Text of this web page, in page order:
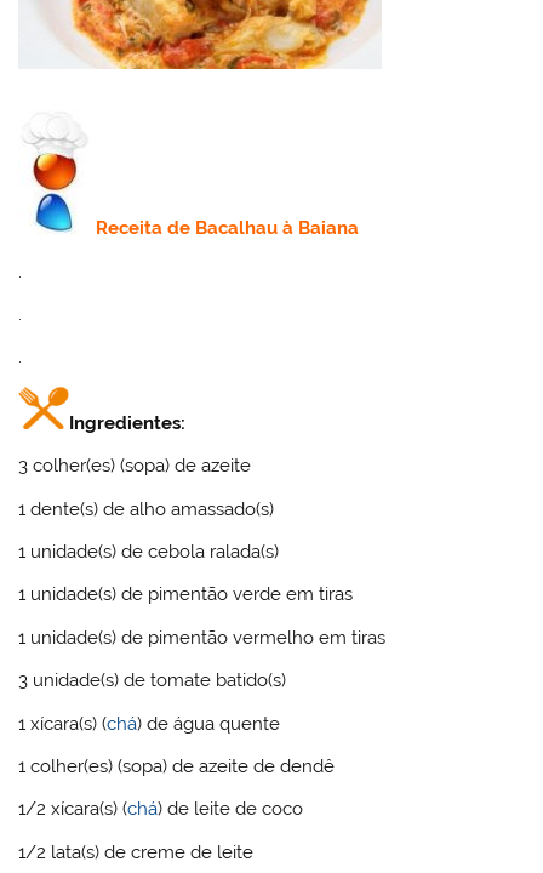
Receitade Bacalhau à Baiana
.
.
Ingredientes:
3 colher(es) (sopa) de azeite
1 dente(s) de alho amassado(s)
1 unidade(s) de cebola ralada(s)
1 unidade(s) de pimentão verde em tiras
1 unidade(s) de pimentão vermelho em tiras
3 unidade(s) de tomate batido(s)
1 xícara(s) (chá) de água quente
1 colher(es) (sopa) de azeite de dendê
1/2 xícara(s) (chá) de leite de coco
1/2 lata(s) de creme de leite